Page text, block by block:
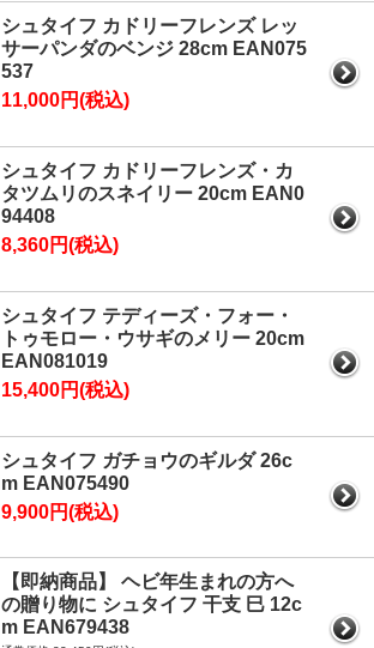
シュタイフ カドリーフレンズ レッ
サーパンダのベンジ 28cm EAN075
537
11,000円(税込)
シュタイフ カドリーフレンズ・カ
タツムリのスネイリー 20cm EAN0
94408
8,360円(税込)
シュタイフ テディーズ・フォー・
トゥモロー・ウサギのメリー 20cm
EAN081019
15,400円(税込)
シュタイフ ガチョウのギルダ 26c
m EAN075490
9,900円(税込)
【即納商品】 ヘビ年生まれの方へ
の贈り物に シュタイフ 干支 巳 12c
m EAN679438